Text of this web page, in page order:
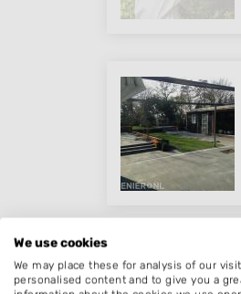
We use cookies
We may place these for analysis of our
personalised content and to give you a